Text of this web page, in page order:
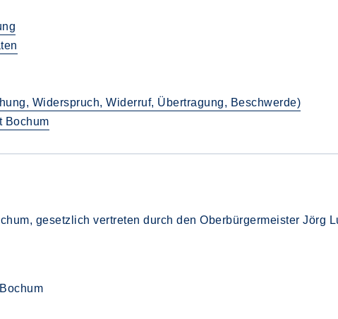
Widerspruch, Widerruf, Übertragung, Beschwerde)
Bochum
gesetzlich vertreten durch den Oberbürgermeister Jörg